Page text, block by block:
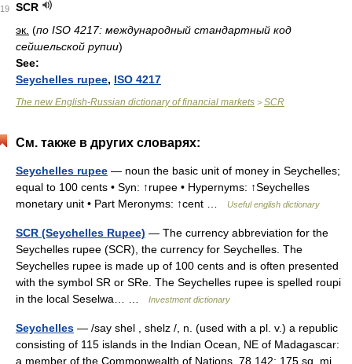
19
SCR
эк. (по ISO 4217: международный стандартный код
сейшельской рупии)
See:
Seychelles rupee, ISO 4217
The new English-Russian dictionary of financial markets > SCR
См. также в других словарях:
Seychelles rupee — noun the basic unit of money in Seychelles;
equal to 100 cents • Syn: ↑rupee • Hypernyms: ↑Seychelles
monetary unit • Part Meronyms: ↑cent …
Useful english dictionary
SCR (Seychelles Rupee) — The currency abbreviation for the
Seychelles rupee (SCR), the currency for Seychelles. The
Seychelles rupee is made up of 100 cents and is often presented
with the symbol SR or SRe. The Seychelles rupee is spelled roupi
in the local Seselwa… …
Investment dictionary
Seychelles — /say shel , shelz /, n. (used with a pl. v.) a republic
consisting of 115 islands in the Indian Ocean, NE of Madagascar:
a member of the Commonwealth of Nations. 78,142; 175 sq. mi.